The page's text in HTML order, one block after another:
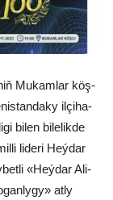
Mu­kam­lar köş­
il­çi­ha­
bi­len bi­le­lik­de
li­de­ri Heý­dar
«Heý­dar Ali­
at­ly